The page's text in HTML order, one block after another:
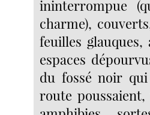
ininterrompue
charme),
feuilles
espaces
du fossé noir
route